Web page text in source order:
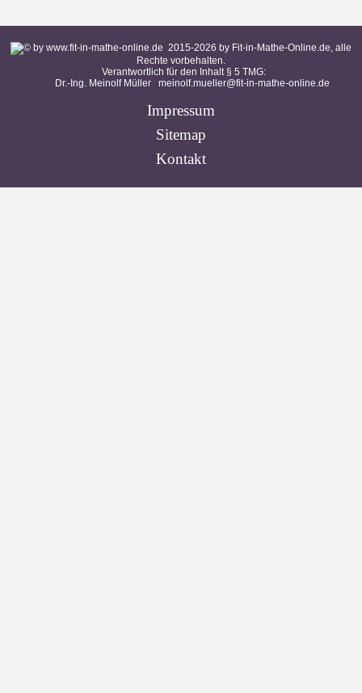
2015-2026 by Fit-in-Mathe-Online.de, alle
Rechte vorbehalten.
Verantwortlich für den Inhalt § 5 TMG:
Dr.-Ing. Meinolf Müller meinolf.mueller@fit-in-mathe-online.de
Impressum
Sitemap
Kontakt